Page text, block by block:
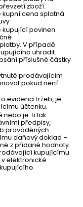
zboží.
cena splatná
povinen
V případě
uhradit
příslušné částky
prodávajícím
pokud není
o evidenci tržeb, je
účtenku.
nebo je-li tak
předpisy,
prováděných
daňový doklad –
z přidané hodnoty.
kupujícímu
elektronické